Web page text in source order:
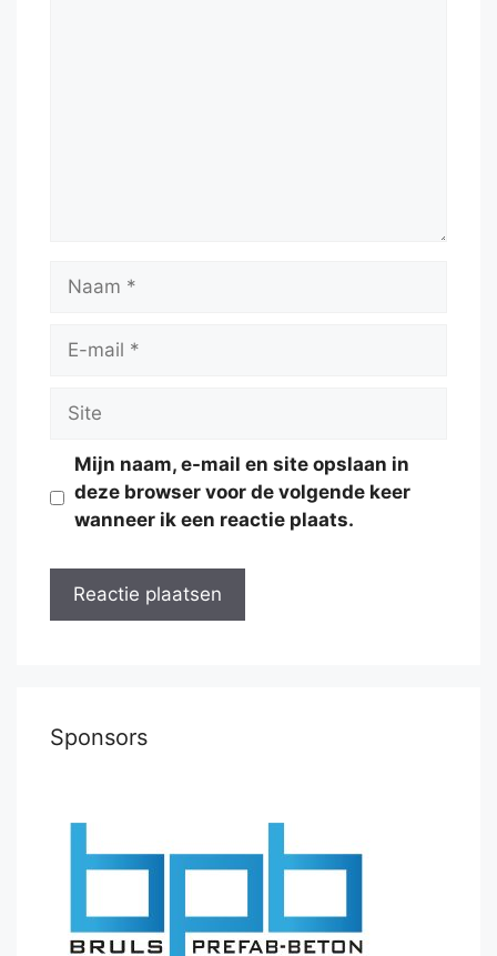
Naam
Site
Mijn naam, e-mail en site opslaan in
deze browser voor de volgende keer
wanneer ik een reactie plaats.
Sponsors